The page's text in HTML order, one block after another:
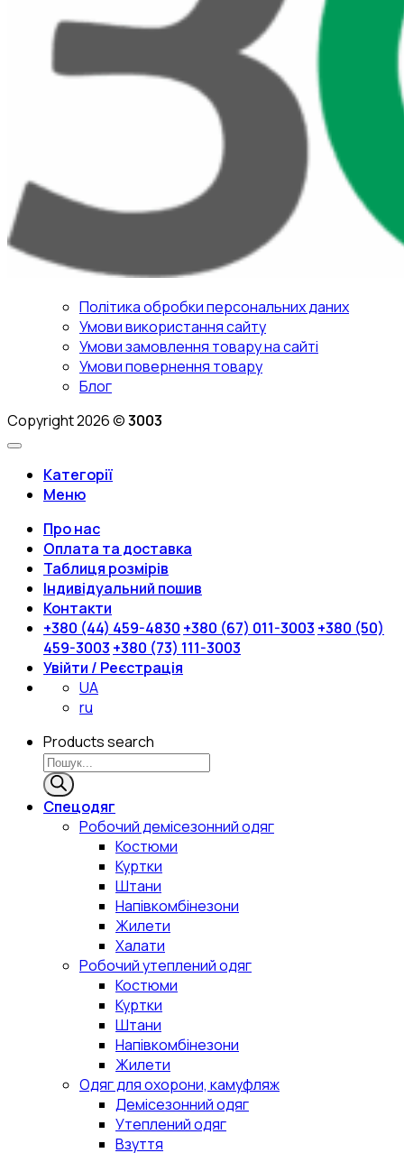
Політика обробки персональних даних
Умови використання сайту
Умови замовлення товару на сайті
Умови повернення товару
Блог
Copyright 2026 ©3003
Категорії
Меню
Про нас
Оплата та доставка
Таблиця розмірів
Індивідуальний пошив
Контакти
+380 (44) 459-4830 +380 (67) 011-3003 +380 (50)
459-3003 +380 (73) 111-3003
Увійти / Реєстрація
UA
ru
Products search
Спецодяг
Робочий демісезонний одяг
Костюми
Куртки
Штани
Напівкомбінезони
Жилети
Халати
Робочий утеплений одяг
Костюми
Куртки
Штани
Напівкомбінезони
Жилети
Одяг для охорони, камуфляж
Демісезонний одяг
Утеплений одяг
Взуття